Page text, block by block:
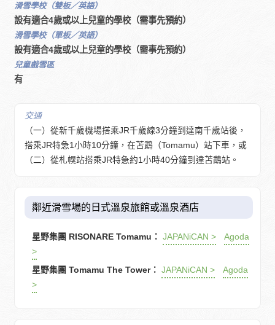
滑雪學校（雙板／英語）
設有適合4歲或以上兒童的學校（需事先預約）
滑雪學校（單板／英語）
設有適合4歲或以上兒童的學校（需事先預約）
兒童戲雪區
有
交通
（一）從新千歲機場搭乘JR千歲線3分鐘到達南千歲站後，
搭乘JR特急1小時10分鐘，在苫鵡（Tomamu）站下車，或
（二）從札幌站搭乘JR特急約1小時40分鐘到達苫鵡站。
鄰近滑雪場的日式溫泉旅館或溫泉酒店
星野集團 RISONARE Tomamu： JAPANiCAN >
Agoda
>
星野集團 Tomamu The Tower： JAPANiCAN >
Agoda
>